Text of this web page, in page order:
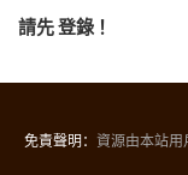
請先登錄 ！
免責聲明： 資源由本站用